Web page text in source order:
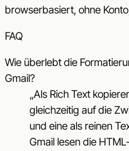
browserbasiert, ohne
FAQ
Wie überlebt die
Gmail?
„Als Rich Text
gleichzeitig auf die
und eine als reinen
Gmail lesen die